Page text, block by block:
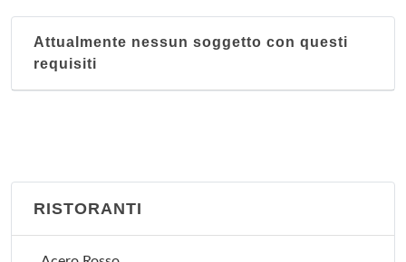
Attualmente nessun soggetto con questi
requisiti
RISTORANTI